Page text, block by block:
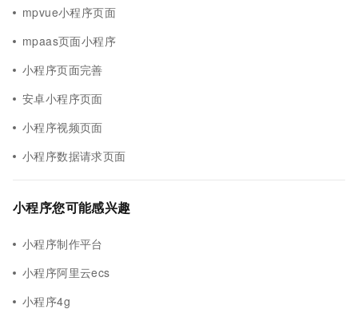
mpvue小程序页面
mpaas页面小程序
小程序页面完善
安卓小程序页面
小程序视频页面
小程序数据请求页面
小程序您可能感兴趣
小程序制作平台
小程序阿里云ecs
小程序4g